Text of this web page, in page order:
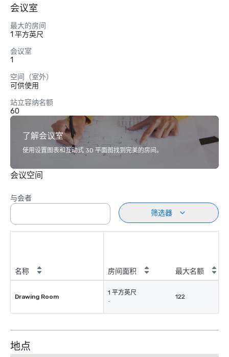
会议室
最大的房间
1 平方英尺
会议室
1
空间（室外）
可供使用
站立容纳名额
60
了解会议室
使用设置图表和互动式 3D 平面图找到完美的房间。
会议空间
与会者
筛选器
名称 房间面积 最大名额
Drawing Room
1 平方英尺
-
122
地点